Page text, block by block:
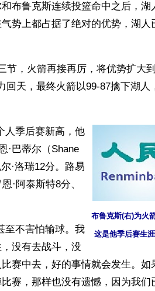
布鲁克斯连续投篮命中之后，湖
势上都占据了绝对的优势，湖人
节，火箭再接再厉，将优势扩大
天，最终火箭以99-87擒下湖人
布鲁克斯(右)为火
这是他季后赛生涯
人季后赛新高，他
·巴蒂尔（Shane
·洛瑞12分。路易
·阿泰斯特8分、
至不害怕输球。我
没有去战斗，没
赛中去，好的事情就会发生。如
赛，那样也没有遗憾，因为我们